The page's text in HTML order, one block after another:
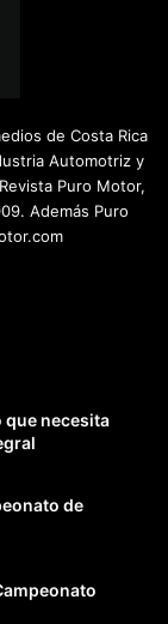
de Costa Rica
Automotriz y
Puro Motor,
Además Puro
que necesita
de